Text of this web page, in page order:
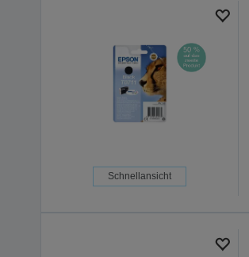
Schnellansicht